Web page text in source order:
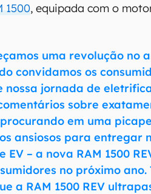
1500, equipada com o
uma revolução no
convidamos os
nossa jornada de
sobre
em uma picape
ansiosos para entregar
– a nova RAM 1500
no próximo ano.
a RAM 1500 REV